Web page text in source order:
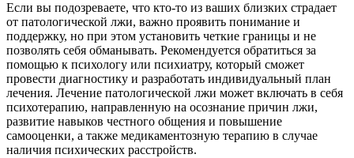
Если вы подозреваете, что кто-то из ваших близких страдает
от патологической лжи, важно проявить понимание и
поддержку, но при этом установить четкие границы и не
позволять себя обманывать. Рекомендуется обратиться за
помощью к психологу или психиатру, который сможет
провести диагностику и разработать индивидуальный план
лечения. Лечение патологической лжи может включать в себя
психотерапию, направленную на осознание причин лжи,
развитие навыков честного общения и повышение
самооценки, а также медикаментозную терапию в случае
наличия психических расстройств.